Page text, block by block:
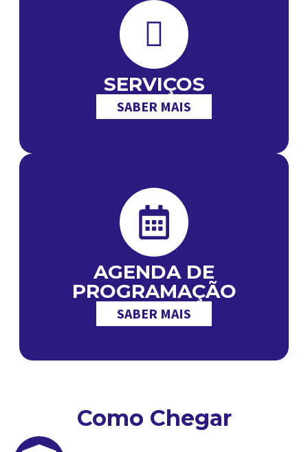
SERVIÇOS
SABER MAIS
AGENDA DE
PROGRAMAÇÃO
SABER MAIS
Como Chegar